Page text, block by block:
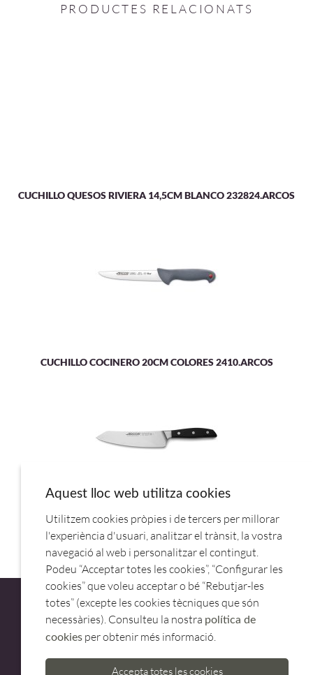
PRODUCTES RELACIONATS
CUCHILLO QUESOS RIVIERA 14,5CM BLANCO 232824.ARCOS
CUCHILLO COCINERO 20CM COLORES 2410.ARCOS
CUCHILLO SANTOKU 19CM MANHATTAN 1616.ARCOS
ATENCIÓ AL CLIENT
Aquest lloc web utilitza cookies
Utilitzem cookies pròpies i de tercers per millorar
l'experiència d'usuari, analitzar el trànsit, la vostra
navegació al web i personalitzar el contingut.
Podeu “Acceptar totes les cookies”, “Configurar les
cookies” que voleu acceptar o bé “Rebutjar-les
totes” (excepte les cookies tècniques que són
necessàries). Consulteu la nostra política de
cookies per obtenir més informació.
Accepta totes les cookies